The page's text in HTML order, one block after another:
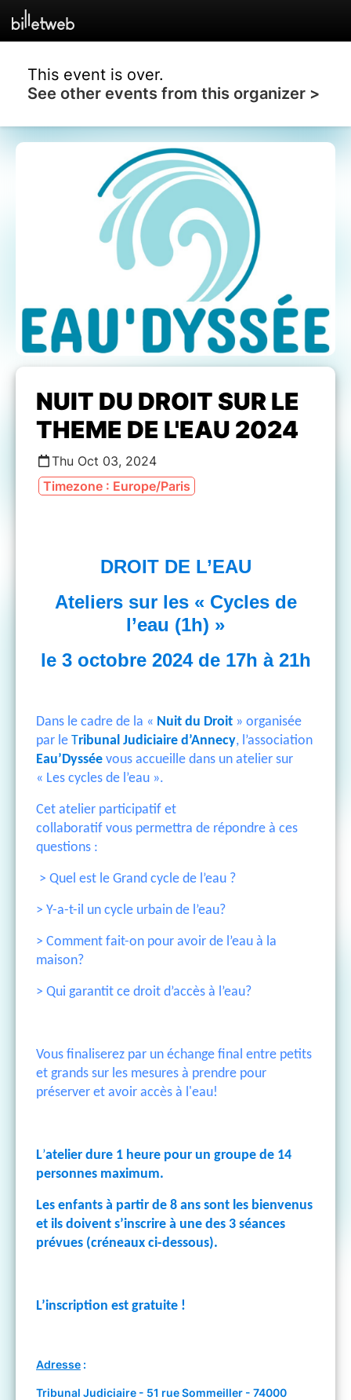
This event is over.
See other events from this organizer >
NUIT DU DROIT SUR LE
THEME DE L'EAU 2024
Thu Oct 03, 2024
Timezone : Europe/Paris
DROIT DE L’EAU
Ateliers sur les « Cycles de
l’eau (1h) »
le 3 octobre 2024 de 17h à 21h
Dans le cadre de la « Nuit du Droit » organisée
par le Tribunal Judiciaire d’Annecy, l’association
Eau’Dyssée vous accueille dans un atelier sur
« Les cycles de l’eau ».
Cet atelier participatif et
collaboratif vous permettra de répondre à ces
questions :
> Quel est le Grand cycle de l’eau ?
> Y-a-t-il un cycle urbain de l’eau?
> Comment fait-on pour avoir de l’eau à la
maison?
> Qui garantit ce droit d’accès à l’eau?
Vous finaliserez par un échange final entre petits
et grands sur les mesures à prendre pour
préserver et avoir accès à l'eau!
L’atelier dure 1 heure pour un groupe de 14
personnes maximum.
Les enfants à partir de 8 ans sont les bienvenus
et ils doivent s’inscrire à une des 3 séances
prévues (créneaux ci-dessous).
L’inscription est gratuite !
Adresse :
Tribunal Judiciaire - 51 rue Sommeiller - 74000